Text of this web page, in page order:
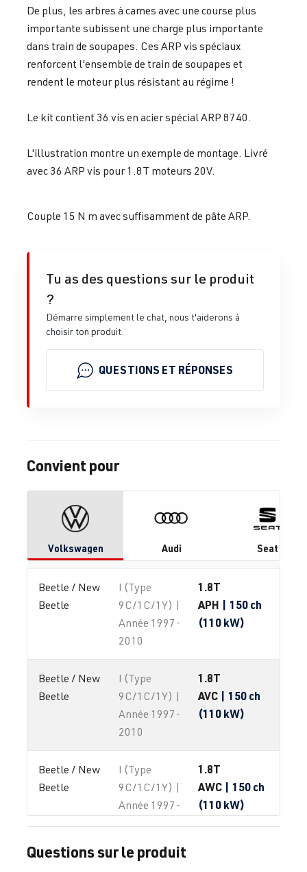
De plus, les arbres à cames avec une course plus
importante subissent une charge plus importante
dans train de soupapes. Ces ARP vis spéciaux
renforcent l'ensemble de train de soupapes et
rendent le moteur plus résistant au régime !
Le kit contient 36 vis en acier spécial ARP 8740.
L'illustration montre un exemple de montage. Livré
avec 36 ARP vis pour 1.8T moteurs 20V.
Couple 15 N m avec suffisamment de pâte ARP.
Tu as des questions sur le produit
?
Démarre simplement le chat, nous t'aiderons à
choisir ton produit.
QUESTIONS ET RÉPONSES
Convient pour
Volkswagen Audi Seat
Beetle / New
Beetle
I (Type
9C/1C/1Y) |
Année 1997-
2010
1.8T
APH | 150 ch
(110 kW)
Beetle / New
Beetle
I (Type
9C/1C/1Y) |
Année 1997-
2010
1.8T
AVC | 150 ch
(110 kW)
Beetle / New
Beetle
I (Type
9C/1C/1Y) |
Année 1997-
1.8T
AWC | 150 ch
(110 kW)
Beetle / New
I (Type
Questions sur le produit